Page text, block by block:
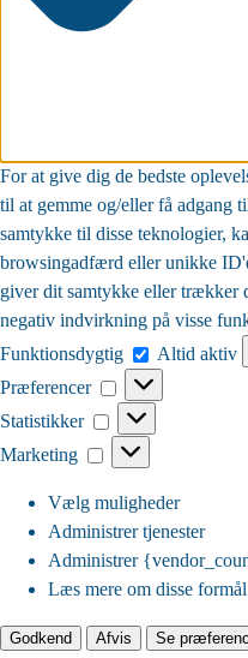
For at give dig de bedste
til at gemme og/eller få adgang
samtykke til disse teknologier,
browsingadfærd eller unikke
giver dit samtykke eller trækker
negativ indvirkning på visse
Funktionsdygtig
Altid aktiv
Præferencer
Præferencer
Statistikker
Statistikker
Marketing
Marketing
Vælg muligheder
Administrer tjenester
Administrer
Læs mere om disse formål
Godkend Afvis Se